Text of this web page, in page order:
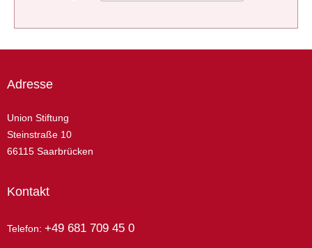
Adresse
Union Stiftung
Steinstraße 10
66115 Saarbrücken
Kontakt
Telefon: +49 681 709 45 0